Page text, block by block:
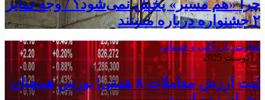
چرا «هم مسیر» پخش نمی‌شود؟ / وجه تمایز
۲ جشنواره درباره مستند
تجارت، بازرگانی و خدمات
2 آگوست 2025
ثبت ارزش معاملات ۸ همتی| بورس همچنان